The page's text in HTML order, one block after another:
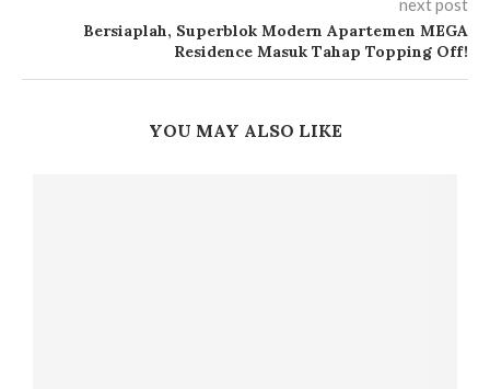
next post
Bersiaplah, Superblok Modern Apartemen MEGA
Residence Masuk Tahap Topping Off!
YOU MAY ALSO LIKE